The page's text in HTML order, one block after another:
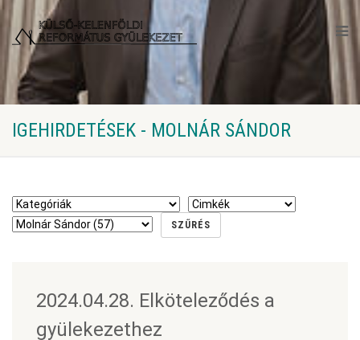
IGEHIRDETÉSEK - MOLNÁR SÁNDOR
2024.04.28. Elköteleződés a
gyülekezethez